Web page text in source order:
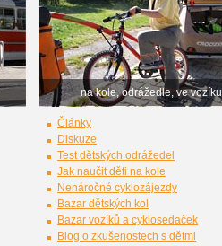
na kole, odrážedle, ve vozíku
Články
Diskuze
Test dětských odrážedel
Jak naučit děti na kole
Nenáročné cyklozájezdy
Bazar dětských kol
Bazar vozíků a cyklosedaček
Blog o zkušenostech s dětmi